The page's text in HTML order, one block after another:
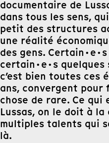
documentaire de
dans tous les sens,
petit des structures
une réalité
des gens.
certain·e·s quelques
c’est bien toutes ces
ans, convergent pour
chose de rare. Ce qui
Lussas, on le doit à
multiples talents qui
là.